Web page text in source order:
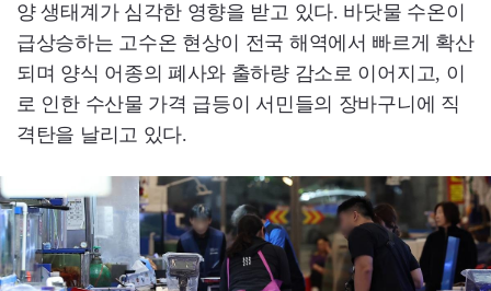
양 생태계가 심각한 영향을 받고 있다. 바닷물 수온이
급상승하는 고수온 현상이 전국 해역에서 빠르게 확산
되며 양식 어종의 폐사와 출하량 감소로 이어지고, 이
로 인한 수산물 가격 급등이 서민들의 장바구니에 직
격탄을 날리고 있다.